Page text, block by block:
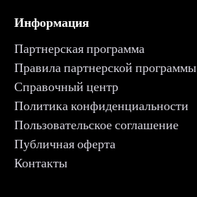
Информация
Партнерская программа
Правила партнерской программы
Справочный центр
Политика конфиденциальности
Пользовательское соглашение
Публичная оферта
Контакты